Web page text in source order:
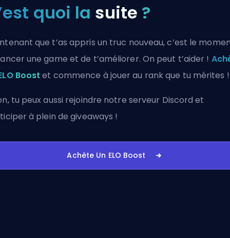
quoi la suite ?
que t’as appris un truc nouveau, c’est le
une game et de t’améliorer. On peut t’aider !
Boost et commence à jouer au rank que tu mérites !
tu peux aussi rejoindre notre serveur Discord et
à plein de giveaways !
Achète Un ELO Boost